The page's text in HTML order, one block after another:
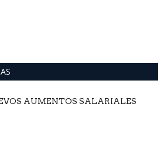
AUMENTOS SALARIALES